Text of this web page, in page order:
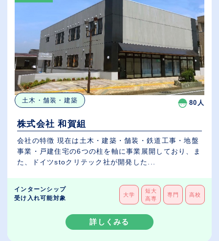
土木・舗装・建築 80人
株式会社 和賀組
会社の特徴 現在は土木・建築・舗装・鉄道工事・地盤
事業・戸建住宅の6つの柱を軸に事業展開しており、ま
た、ドイツstoクリテック社が開発した...
インターンシップ
受け入れ可能対象
大学
短大
高専
専門 高校
詳しくみる